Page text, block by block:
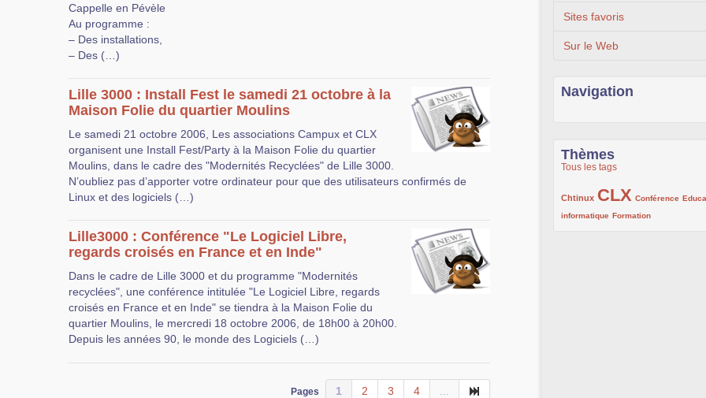
Cappelle en Pévèle
Au programme :
– Des installations,
– Des (…)
Lille 3000 : Install Fest le samedi 21 octobre à la
Maison Folie du quartier Moulins
Le samedi 21 octobre 2006, Les associations Campux et CLX
organisent une Install Fest/Party à la Maison Folie du quartier
Moulins, dans le cadre des "Modernités Recyclées" de Lille 3000.
N’oubliez pas d’apporter votre ordinateur pour que des utilisateurs confirmés de
Linux et des logiciels (…)
Lille3000 : Conférence "Le Logiciel Libre,
regards croisés en France et en Inde"
Dans le cadre de Lille 3000 et du programme "Modernités
recyclées", une conférence intitulée "Le Logiciel Libre, regards
croisés en France et en Inde" se tiendra à la Maison Folie du
quartier Moulins, le mercredi 18 octobre 2006, de 18h00 à 20h00.
Depuis les années 90, le monde des Logiciels (…)
Pages 1 2 3 4
Sites favoris
Sur le Web
Navigation
Thèmes
Tous les tags
Chtinux
222/1002CLX
1002/1002 Conférence
132/1002
informatique
119/1002 Formation
168/1002